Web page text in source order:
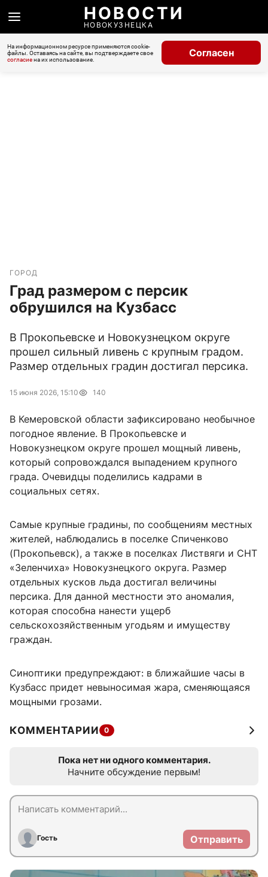
НОВОСТИ
НОВОКУЗНЕЦКА
На информационном ресурсе применяются cookie-
файлы. Оставаясь на сайте, вы подтверждаете свое
согласиена их использование.
Согласен
ГОРОД
Град размером с персик
обрушился на Кузбасс
В Прокопьевске и Новокузнецком округе
прошел сильный ливень с крупным градом.
Размер отдельных градин достигал персика.
15 июня 2026, 15:10 140
В Кемеровской области зафиксировано необычное
погодное явление. В Прокопьевске и
Новокузнецком округе прошел мощный ливень,
который сопровождался выпадением крупного
града. Очевидцы поделились кадрами в
социальных сетях.
Самые крупные градины, по сообщениям местных
жителей, наблюдались в поселке Спиченково
(Прокопьевск), а также в поселках Листвяги и СНТ
«Зеленчиха» Новокузнецкого округа. Размер
отдельных кусков льда достигал величины
персика. Для данной местности это аномалия,
которая способна нанести ущерб
сельскохозяйственным угодьям и имуществу
граждан.
Синоптики предупреждают: в ближайшие часы в
Кузбасс придет невыносимая жара, сменяющаяся
мощными грозами.
КОММЕНТАРИИ 0
Пока нет ни одного комментария.
Начните обсуждение первым!
Гость Отправить